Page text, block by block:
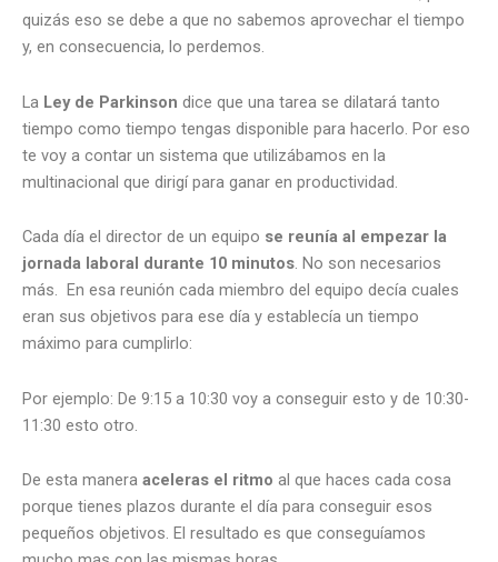
quizás eso se debe a que no sabemos aprovechar el tiempo
y, en consecuencia, lo perdemos.
La Ley de Parkinson dice que una tarea se dilatará tanto
tiempo como tiempo tengas disponible para hacerlo. Por eso
te voy a contar un sistema que utilizábamos en la
multinacional que dirigí para ganar en productividad.
Cada día el director de un equipo se reunía al empezar la
jornada laboral durante 10 minutos. No son necesarios
más. En esa reunión cada miembro del equipo decía cuales
eran sus objetivos para ese día y establecía un tiempo
máximo para cumplirlo:
Por ejemplo: De 9:15 a 10:30 voy a conseguir esto y de 10:30-
11:30 esto otro.
De esta manera aceleras el ritmo al que haces cada cosa
porque tienes plazos durante el día para conseguir esos
pequeños objetivos. El resultado es que conseguíamos